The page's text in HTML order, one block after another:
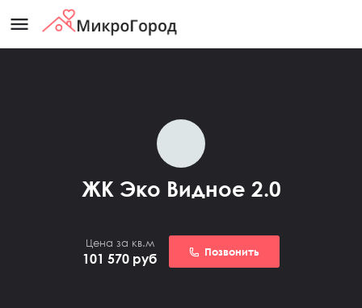
menu
ЖК Эко Видное 2.0
Цена за кв.м
101 570 руб Позвонить